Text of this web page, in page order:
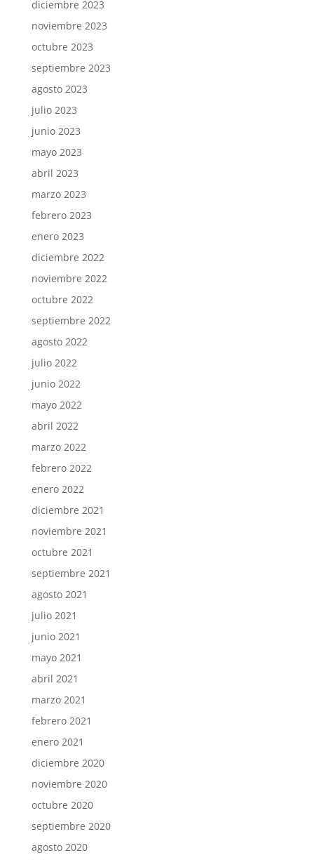
diciembre 2023
noviembre 2023
octubre 2023
septiembre 2023
agosto 2023
julio 2023
junio 2023
mayo 2023
abril 2023
marzo 2023
febrero 2023
enero 2023
diciembre 2022
noviembre 2022
octubre 2022
septiembre 2022
agosto 2022
julio 2022
junio 2022
mayo 2022
abril 2022
marzo 2022
febrero 2022
enero 2022
diciembre 2021
noviembre 2021
octubre 2021
septiembre 2021
agosto 2021
julio 2021
junio 2021
mayo 2021
abril 2021
marzo 2021
febrero 2021
enero 2021
diciembre 2020
noviembre 2020
octubre 2020
septiembre 2020
agosto 2020